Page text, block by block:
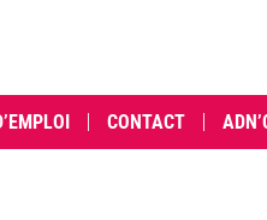
CONTACT